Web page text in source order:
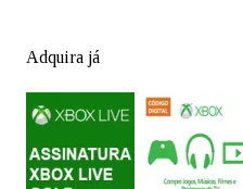
Adquira já